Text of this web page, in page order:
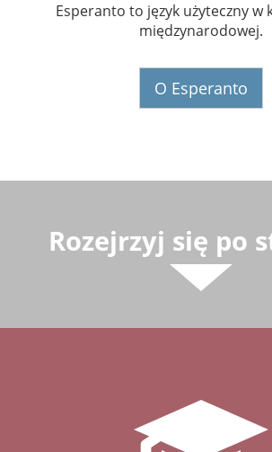
Esperanto to język użyteczny w
międzynarodowej.
O Esperanto
Rozejrzyj się po